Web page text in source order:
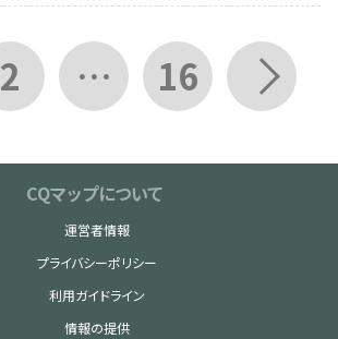
2 … 16
CQマップについて
運営者情報
プライバシーポリシー
利用ガイドライン
情報の提供